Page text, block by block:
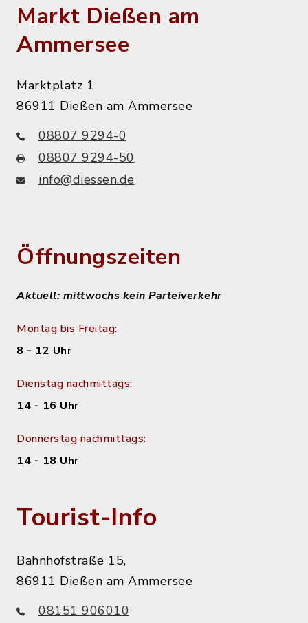
Markt Dießen am
Ammersee
Marktplatz 1
86911 Dießen am Ammersee
08807 9294-0
08807 9294-50
info@diessen.de
Öffnungszeiten
Aktuell: mittwochs kein Parteiverkehr
Montag bis Freitag:
8 - 12 Uhr
Dienstag nachmittags:
14 - 16 Uhr
Donnerstag nachmittags:
14 - 18 Uhr
Tourist-Info
Bahnhofstraße 15,
86911 Dießen am Ammersee
08151 906010